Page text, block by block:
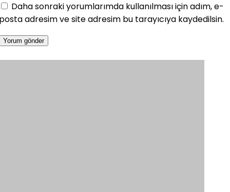
Daha sonraki yorumlarımda kullanılması için adım, e-
adresim ve site adresim bu tarayıcıya kaydedilsin.